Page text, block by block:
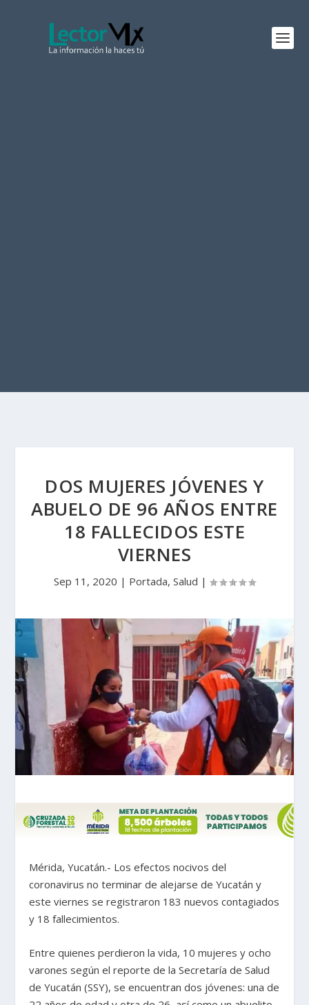
DOS MUJERES JÓVENES Y
ABUELO DE 96 AÑOS ENTRE
18 FALLECIDOS ESTE
VIERNES
Sep 11, 2020 | Portada, Salud |
Mérida, Yucatán.- Los efectos nocivos del
coronavirus no terminar de alejarse de Yucatán y
este viernes se registraron 183 nuevos contagiados
y 18 fallecimientos.
Entre quienes perdieron la vida, 10 mujeres y ocho
varones según el reporte de la Secretaría de Salud
de Yucatán (SSY), se encuentran dos jóvenes: una de